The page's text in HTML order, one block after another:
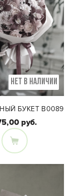
НЕТ В НАЛИЧИИ
букета:
эвкалипт
БУКЕТ В0089
руб.